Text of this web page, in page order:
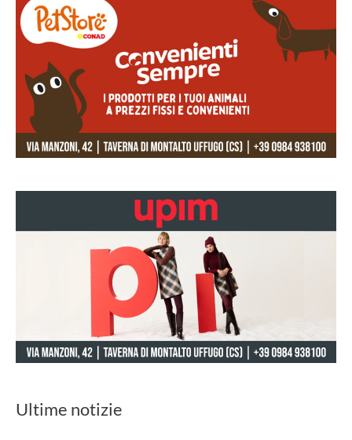
Ultime notizie